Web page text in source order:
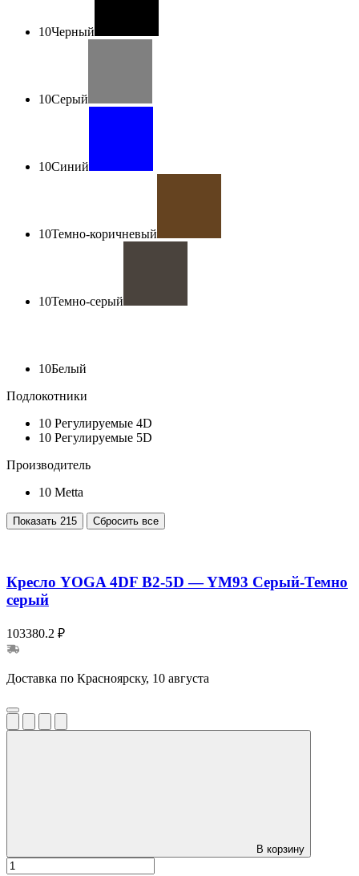
10Черный
10Серый
10Синий
10Темно-коричневый
10Темно-серый
10Белый
Подлокотники
10 Регулируемые 4D
10 Регулируемые 5D
Производитель
10 Metta
Показать 215 Сбросить все
Кресло YOGA 4DF B2-5D — YM93 Серый-Темно
серый
103380.2 ₽
Доставка по Красноярску, 10 августа
В корзину